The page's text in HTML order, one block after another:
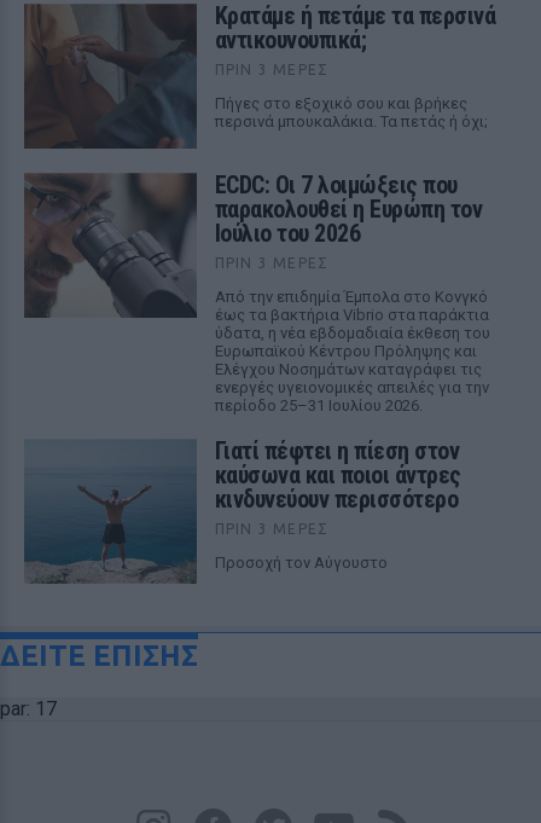
Κρατάμε ή πετάμε τα περσινά
αντικουνουπικά;
ΠΡΙΝ 3 ΜΈΡΕΣ
Πήγες στο εξοχικό σου και βρήκες
περσινά μπουκαλάκια. Τα πετάς ή όχι;
ECDC: Οι 7 λοιμώξεις που
παρακολουθεί η Ευρώπη τον
Ιούλιο του 2026
ΠΡΙΝ 3 ΜΈΡΕΣ
Από την επιδημία Έμπολα στο Κονγκό
έως τα βακτήρια Vibrio στα παράκτια
ύδατα, η νέα εβδομαδιαία έκθεση του
Ευρωπαϊκού Κέντρου Πρόληψης και
Ελέγχου Νοσημάτων καταγράφει τις
ενεργές υγειονομικές απειλές για την
περίοδο 25–31 Ιουλίου 2026.
Γιατί πέφτει η πίεση στον
καύσωνα και ποιοι άντρες
κινδυνεύουν περισσότερο
ΠΡΙΝ 3 ΜΈΡΕΣ
Προσοχή τον Αύγουστο
ΔΕΙΤΕ ΕΠΙΣΗΣ
par: 17